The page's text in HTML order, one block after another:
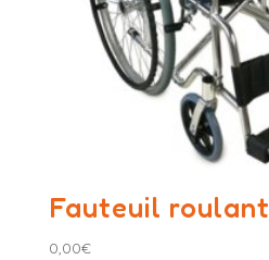
Fauteuil roulant
0,00€